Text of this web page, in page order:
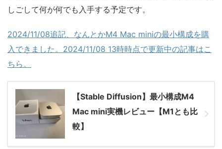
しごして何が何でも入手する予定です。
2024/11/08追記、なんとかM4 Mac miniの最小構成を購
入できました。2024/11/08 13時時点で更新中の記事はこ
ちら。
【Stable Diffusion】最小構成M4
Mac mini実機レビュー【M1とも比
較】